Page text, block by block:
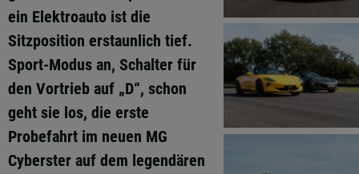
ein Elektroauto ist die
Sitzposition erstaunlich tief.
Sport-Modus an, Schalter für
den Vortrieb auf „D“, schon
geht sie los, die erste
Probefahrt im neuen MG
Cyberster auf dem legendären